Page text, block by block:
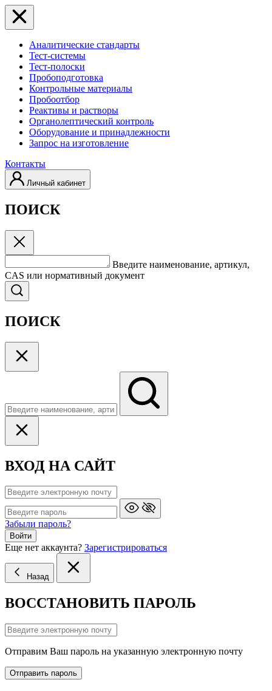
Аналитические стандарты
Тест-системы
Тест-полоски
Пробоподготовка
Контрольные материалы
Пробоотбор
Реактивы и растворы
Органолептический контроль
Оборудование и принадлежности
Запрос на изготовление
Контакты
Личный кабинет
ПОИСК
Введите наименование, артикул,
CAS или нормативный документ
ПОИСК
ВХОД НА САЙТ
Забыли пароль?
Войти
Еще нет аккаунта? Зарегистрироваться
Назад
ВОССТАНОВИТЬ ПАРОЛЬ
Отправим Ваш пароль на указанную электронную почту
Отправить пароль